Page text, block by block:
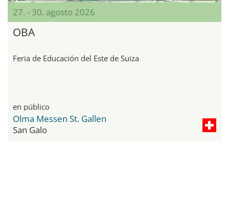
27. - 30. agosto 2026
OBA
Feria de Educación del Este de Suiza
en público
Olma Messen St. Gallen
San Galo